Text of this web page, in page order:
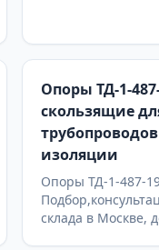
Опоры ТД-1-
скользящие
изоляции
Опоры ТД-1-487-
склада в Москве,